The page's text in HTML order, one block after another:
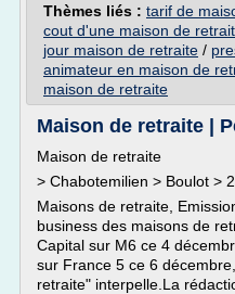
Thèmes liés : tarif de
cout d'une maison de
jour maison de retraite /
animateur en maison de
maison de retraite
Maison de retraite |
Maison de retraite
> Chabotemilien > Boulot >
Maisons de retraite,
business des maisons de
Capital sur M6 ce 4
sur France 5 ce 6
retraite" interpelle.La